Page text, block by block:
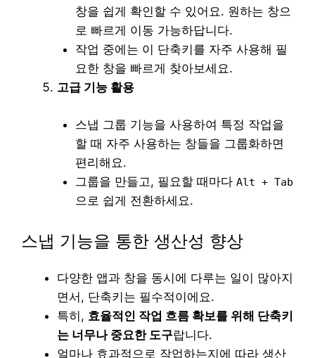
창을 쉽게 확인할 수 있어요. 원하는 창으
로 빠르게 이동 가능하답니다.
작업 중에는 이 단축키를 자주 사용해 필
요한 창을 빠르게 찾아보세요.
고급 기능 활용
스냅 그룹 기능을 사용하여 특정 작업을
할 때 자주 사용하는 창들을 그룹화하면
편리해요.
그룹을 만들고, 필요할 때마다 Alt + Tab
으로 쉽게 전환하세요.
스냅 기능을 통한 생산성 향상
다양한 앱과 창을 동시에 다루는 일이 많아지
면서, 단축키는 필수적이에요.
특히, 효율적인 작업 흐름 확보를 위해 단축키
는 너무나 중요한 도구랍니다.
얼마나 효과적으로 작업하는지에 따라 생산